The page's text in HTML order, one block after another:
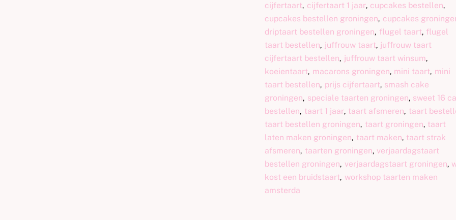
cijfertaart, cijfertaart 1 jaar, cupcakes bestellen,
cupcakes bestellen groningen, cupcakes
driptaart bestellen groningen, flugel taart, flugel
taart bestellen, juffrouw taart, juffrouw taart
cijfertaart bestellen, juffrouw taart winsum,
koeientaart, macarons groningen, mini taart, mini
taart bestellen, prijs cijfertaart, smash cake
groningen, speciale taarten groningen, sweet 16
bestellen, taart 1 jaar, taart afsmeren, taart
taart bestellen groningen, taart groningen, taart
laten maken groningen, taart maken, taart strak
afsmeren, taarten groningen, verjaardagstaart
bestellen groningen, verjaardagstaart groningen,
kost een bruidstaart, workshop taarten maken
amsterda